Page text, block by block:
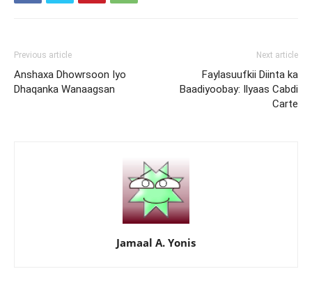
Previous article
Anshaxa Dhowrsoon Iyo
Dhaqanka Wanaagsan
Next article
Faylasuufkii Diinta ka
Baadiyoobay: Ilyaas Cabdi
Carte
Jamaal A. Yonis